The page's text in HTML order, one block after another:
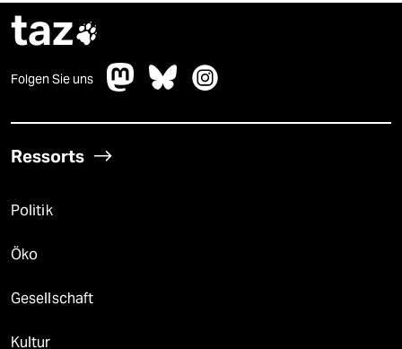
taz
Folgen Sie uns
Ressorts
Politik
Öko
Gesellschaft
Kultur